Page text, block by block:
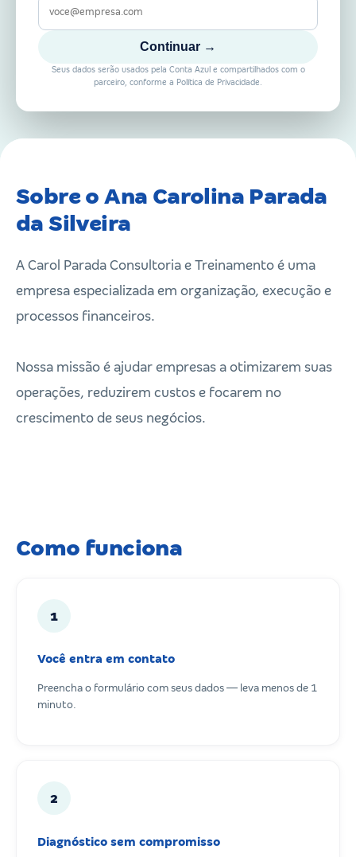
Continuar →
Seus dados serão usados pela Conta Azul e compartilhados com o
parceiro, conforme a Política de Privacidade.
Sobre o Ana Carolina Parada
da Silveira
A Carol Parada Consultoria e Treinamento é uma
empresa especializada em organização, execução e
processos financeiros.
Nossa missão é ajudar empresas a otimizarem suas
operações, reduzirem custos e focarem no
crescimento de seus negócios.
Como funciona
1
Você entra em contato
Preencha o formulário com seus dados — leva menos de 1
minuto.
2
Diagnóstico sem compromisso